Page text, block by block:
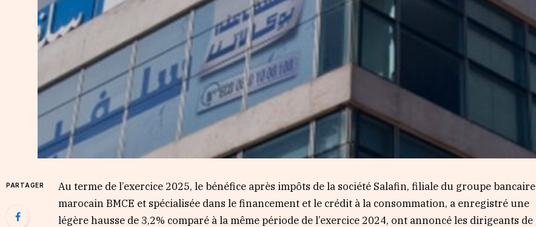
PARTAGER
Au terme de l’exercice 2025, le bénéfice après impôts de la société Salafin, filiale du groupe bancaire
marocain BMCE et spécialisée dans le financement et le crédit à la consommation, a enregistré une
légère hausse de 3,2% comparé à la même période de l’exercice 2024, ont annoncé les dirigeants de